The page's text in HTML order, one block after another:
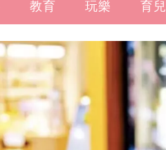
教育 玩樂 育兒